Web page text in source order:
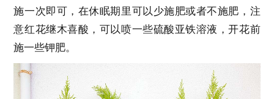
施一次即可，在休眠期里可以少施肥或者不施肥，注
意红花继木喜酸，可以喷一些硫酸亚铁溶液，开花前
施一些钾肥。